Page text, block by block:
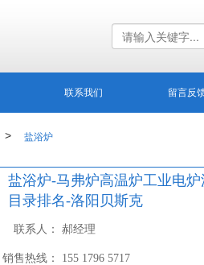
联系我们 留言反
> 盐浴炉
盐浴炉-马弗炉高温炉工业电
目录排名-洛阳贝斯克
联系人： 郝经理
销售热线： 155 1796 5717